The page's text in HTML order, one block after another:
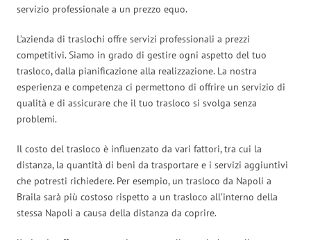
servizio professionale a un prezzo equo.
L’azienda di traslochi offre servizi professionali a prezzi
competitivi. Siamo in grado di gestire ogni aspetto del tuo
trasloco, dalla pianificazione alla realizzazione. La nostra
esperienza e competenza ci permettono di offrire un servizio di
qualità e di assicurare che il tuo trasloco si svolga senza
problemi.
Il costo del trasloco è influenzato da vari fattori, tra cui la
distanza, la quantità di beni da trasportare e i servizi aggiuntivi
che potresti richiedere. Per esempio, un trasloco da Napoli a
Braila sarà più costoso rispetto a un trasloco all’interno della
stessa Napoli a causa della distanza da coprire.